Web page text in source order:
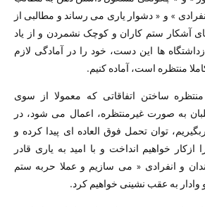
» و « دشوار یاری می رساند و مطالبی از
آشکار ستم کاران و کوچک نشمردن و از یاد
ھا این دست، خود را در آمادگی لازم
منتظره است، آماده کنیم.
ساختن اتفاقاتی که معمولا از سوی
به صورت غیرمنتظره، اعمال می شود، در
توان تحمل فوق العاده ای پیدا کرده و
خواھیم انداخت و با امید به یاری قادر
و انفرادی « می سازیم و عملا حربه ستم
وادار به عقب نشینی خواھیم کرد.